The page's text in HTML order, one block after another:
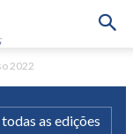
2022
todas as edições